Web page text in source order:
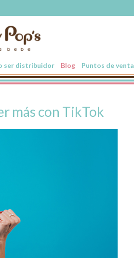
ser distribuidor Blog Puntos de venta
más con TikTok